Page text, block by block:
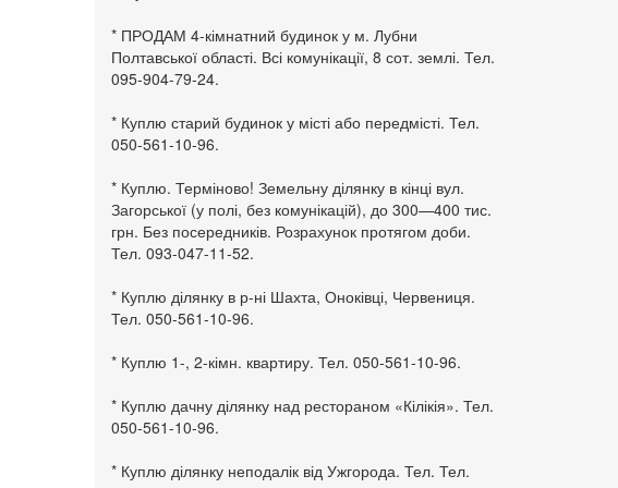
* ПРОДАМ 4-кімнатний будинок у м. Лубни
Полтавської області. Всі комунікації, 8 сот. землі. Тел.
095-904-79-24.
* Куплю старий будинок у місті або передмісті. Тел.
050-561-10-96.
* Куплю. Терміново! Земельну ділянку в кінці вул.
Загорської (у полі, без комунікацій), до 300—400 тис.
грн. Без посередників. Розрахунок протягом доби.
Тел. 093-047-11-52.
* Куплю ділянку в р-ні Шахта, Оноківці, Червениця.
Тел. 050-561-10-96.
* Куплю 1-, 2-кімн. квартиру. Тел. 050-561-10-96.
* Куплю дачну ділянку над рестораном «Кілікія». Тел.
050-561-10-96.
* Куплю ділянку неподалік від Ужгорода. Тел. Тел.